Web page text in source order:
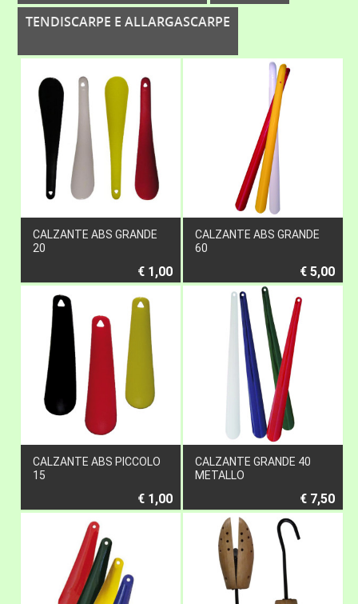
TENDISCARPE E ALLARGASCARPE
CALZANTE ABS GRANDE
20
€ 1,00
CALZANTE ABS GRANDE
60
€ 5,00
CALZANTE ABS PICCOLO
15
€ 1,00
CALZANTE GRANDE 40
METALLO
€ 7,50